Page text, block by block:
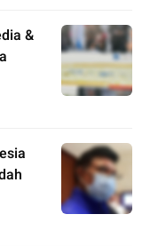
&